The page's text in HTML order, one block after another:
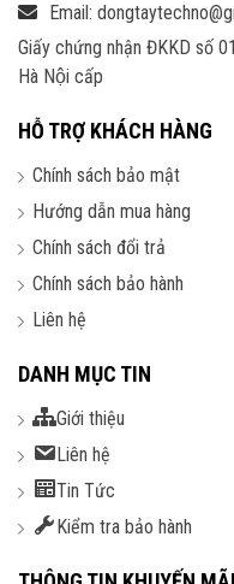
Email:
Giấy chứng nhận ĐKKD số
Hà Nội cấp
HỖ TRỢ KHÁCH HÀNG
Chính sách bảo mật
Hướng dẫn mua hàng
Chính sách đổi trả
Chính sách bảo hành
Liên hệ
DANH MỤC TIN
Giới thiệu
Liên hệ
Tin Tức
Kiểm tra bảo hành